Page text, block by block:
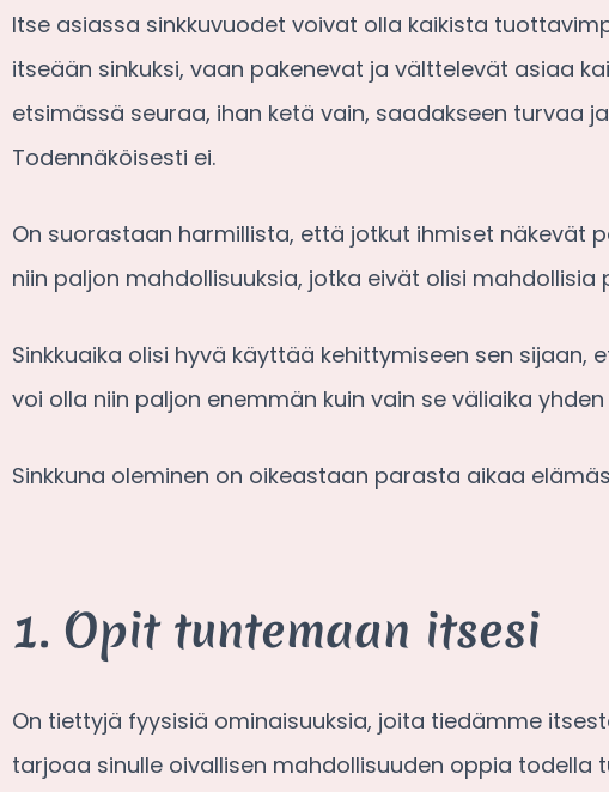
Itse asiassa sinkkuvuodet voivat olla kaikista
itseään sinkuksi, vaan pakenevat ja välttelevät asiaa
etsimässä seuraa, ihan ketä vain, saadakseen turvaa
Todennäköisesti ei.
On suorastaan harmillista, että jotkut ihmiset näkevät
niin paljon mahdollisuuksia, jotka eivät olisi mahdollisia
Sinkkuaika olisi hyvä käyttää kehittymiseen sen sijaan,
voi olla niin paljon enemmän kuin vain se väliaika
Sinkkuna oleminen on oikeastaan parasta aikaa
1. Opit tuntemaan itsesi
On tiettyjä fyysisiä ominaisuuksia, joita tiedämme
tarjoaa sinulle oivallisen mahdollisuuden oppia todella